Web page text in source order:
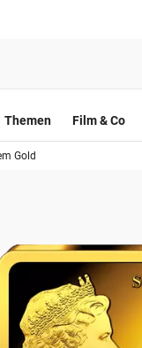
Themen Film & Co
Gold